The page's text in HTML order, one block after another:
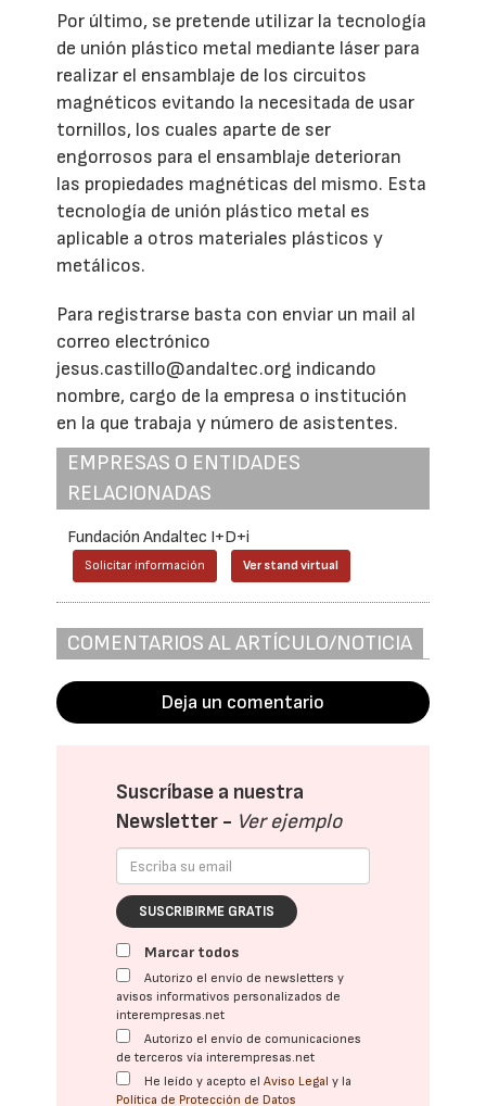
Por último, se pretende utilizar la tecnología
de unión plástico metal mediante láser para
realizar el ensamblaje de los circuitos
magnéticos evitando la necesitada de usar
tornillos, los cuales aparte de ser
engorrosos para el ensamblaje deterioran
las propiedades magnéticas del mismo. Esta
tecnología de unión plástico metal es
aplicable a otros materiales plásticos y
metálicos.
Para registrarse basta con enviar un mail al
correo electrónico
jesus.castillo@andaltec.org indicando
nombre, cargo de la empresa o institución
en la que trabaja y número de asistentes.
EMPRESAS O ENTIDADES
RELACIONADAS
Fundación Andaltec I+D+i
Solicitar información Ver stand virtual
COMENTARIOS AL ARTÍCULO/NOTICIA
Deja un comentario
Suscríbase a nuestra
Newsletter - Ver ejemplo
SUSCRIBIRME GRATIS
Marcar todos
Autorizo el envío de newsletters y
avisos informativos personalizados de
interempresas.net
Autorizo el envío de comunicaciones
de terceros vía interempresas.net
He leído y acepto elAviso Legal y la
Política de Protección de Datos